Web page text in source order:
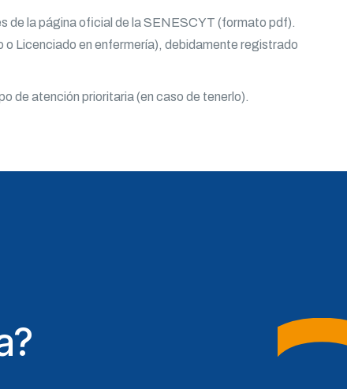
de la página oficial de la SENESCYT (formato pdf).
Licenciado en enfermería), debidamente registrado
de atención prioritaria (en caso de tenerlo).